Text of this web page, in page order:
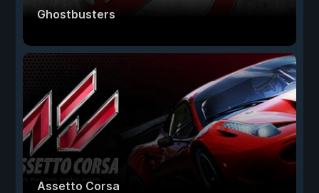
Ghostbusters
Assetto Corsa